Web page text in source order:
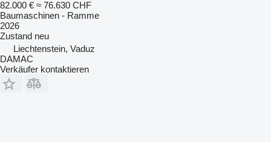
82.000 € ≈ 76.630 CHF
Baumaschinen - Ramme
2026
Zustand neu
Liechtenstein, Vaduz
DAMAC
Verkäufer kontaktieren